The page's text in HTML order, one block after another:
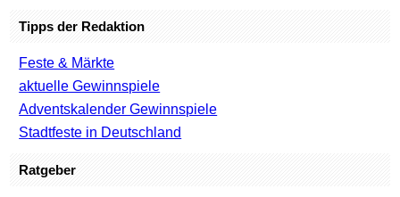
Tipps der Redaktion
Feste & Märkte
aktuelle Gewinnspiele
Adventskalender Gewinnspiele
Stadtfeste in Deutschland
Ratgeber